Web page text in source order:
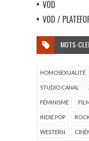
VOD
VOD /
MOTS-
HOMOSEXUALITÉ
STUDIO CANAL
FÉMINISME
INDIE POP
WESTERN